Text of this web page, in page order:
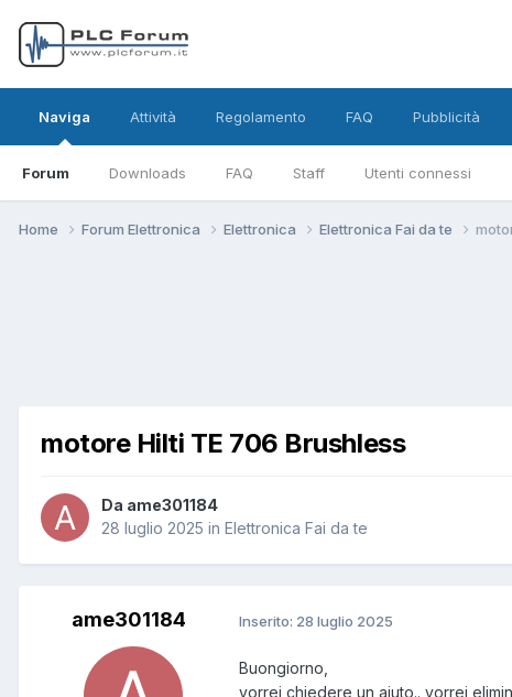
Naviga
Forum Downloads FAQ Staff Utenti connessi
Attività Regolamento FAQ Pubblicità
Home Forum Elettronica Elettronica Elettronica Fai da te
motore Hilti TE 706 Brushless
Da ame301184
28 luglio 2025 in Elettronica Fai da te
ame301184 Inserito: 28 luglio 2025
Buongiorno,
vorrei chiedere un aiuto.. vorrei